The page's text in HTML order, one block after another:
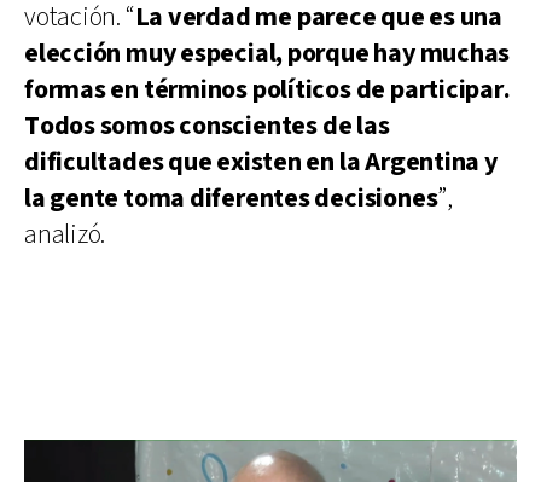
votación. “La verdad me parece que es una
elección muy especial, porque hay muchas
formas en términos políticos de participar.
Todos somos conscientes de las
dificultades que existen en la Argentina y
la gente toma diferentes decisiones”,
analizó.